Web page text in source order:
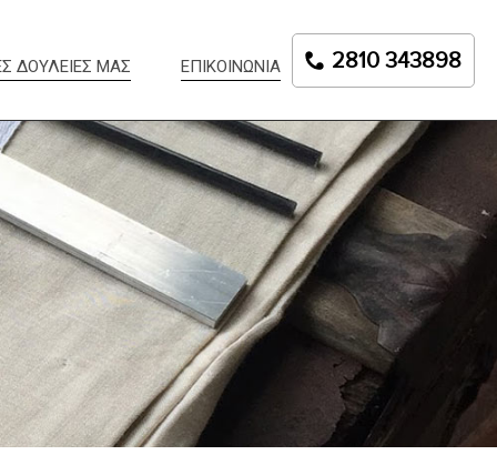
2810 343898
ΔΟΥΛΕΙΕΣ ΜΑΣ ΕΠΙΚΟΙΝΩΝΙΑ